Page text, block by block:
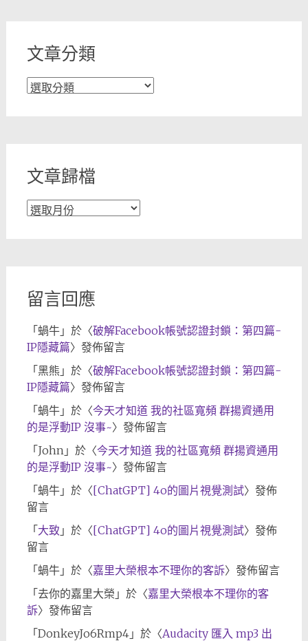
文章分類
文
文章歸檔
文
留言回應
「 蝸牛」於〈破解Facebook帳號認證封鎖：第四篇-
IP隱藏篇〉發佈留言
「 黑熊 」於〈破解Facebook帳號認證封鎖：第四篇-
IP隱藏篇〉發佈留言
「 蝸牛」於〈今天才知道 我的社區寬頻 群揚資通用
的是浮動IP 沒事~〉發佈留言
「 John」於〈今天才知道 我的社區寬頻 群揚資通用
的是浮動IP 沒事~〉發佈留言
「 蝸牛」於〈[ChatGPT] 4o的圖片視覺測試〉發佈
留言
「 大致 」於〈[ChatGPT] 4o的圖片視覺測試〉發佈
留言
「 蝸牛」於〈嘉里大榮根本不理你的客訴〉發佈留言
「 去你的嘉里大榮 」於〈嘉里大榮根本不理你的客
訴〉發佈留言
「 DonkeyJo6Rmp4」於〈Audacity 匯入 mp3 出